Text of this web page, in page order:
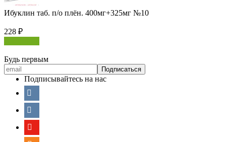
Ибуклин таб. п/о плён. 400мг+325мг №10
228 ₽
Будь первым
Подписывайтесь на нас